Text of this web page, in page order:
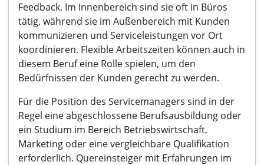
Feedback. Im Innenbereich sind sie oft in Büros
tätig, während sie im Außenbereich mit Kunden
kommunizieren und Serviceleistungen vor Ort
koordinieren. Flexible Arbeitszeiten können auch in
diesem Beruf eine Rolle spielen, um den
Bedürfnissen der Kunden gerecht zu werden.
Für die Position des Servicemanagers sind in der
Regel eine abgeschlossene Berufsausbildung oder
ein Studium im Bereich Betriebswirtschaft,
Marketing oder eine vergleichbare Qualifikation
erforderlich. Quereinsteiger mit Erfahrungen im